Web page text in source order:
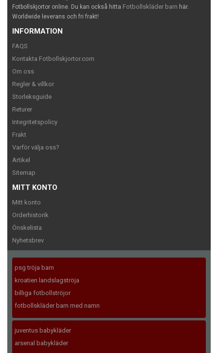
Fotbollskjortor online. Du kan också hitta Fotbollskläder barn här.
Worldwide leverans och fri frakt!
INFORMATION
FAQS
Kontakta Fotbollskjortor.com
Om oss
Regler & villkor
Storleksguide
Returer
Integritetspolicy
Frakt
Varför välja oss?
Artikel
Sitemap
MITT KONTO
Mitt konto
Orderhistorik
Önskelista
Nyhetsbrev
psg tröja barn
kroatien landslagströja
billiga fotbollströjor
fotbollskläder barn med namn
juventus babykläder
arsenal babykläder